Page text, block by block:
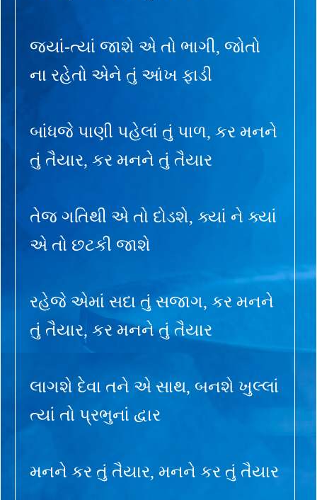
જ્યાં-ત્યાં જાશે એ તો ભાગી, જોતો
ના રહેતો એને તું આંખ ફાડી
બાંધજે પાણી પહેલાં તું પાળ, કર મનને
તું તૈયાર, કર મનને તું તૈયાર
તેજ ગતિથી એ તો દોડશે, ક્યાં ને ક્યાં
એ તો છટકી જાશે
રહેજે એમાં સદા તું સજાગ, કર મનને
તું તૈયાર, કર મનને તું તૈયાર
લાગશે દેવા તને એ સાથ, બનશે ખુલ્લાં
ત્યાં તો પ્રભુનાં દ્વાર
મનને કર તું તૈયાર, મનને કર તું તૈયાર